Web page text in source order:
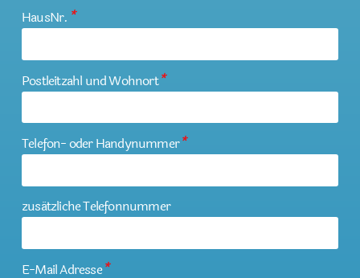
HausNr. *
Postleitzahl und Wohnort*
Telefon- oder Handynummer*
zusätzliche Telefonnummer
E-Mail Adresse*